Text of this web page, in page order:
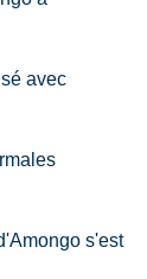
avec
s'est